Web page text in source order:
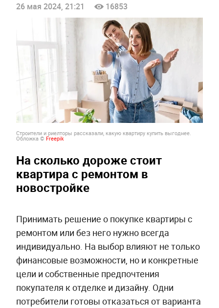
26 мая 2024, 21:21
16853
Строители и риелторы рассказали, какую квартиру купить выгоднее.
Обложка © Freepik
На сколько дороже стоит
квартира с ремонтом в
новостройке
Принимать решение о покупке квартиры с
ремонтом или без него нужно всегда
индивидуально. На выбор влияют не только
финансовые возможности, но и конкретные
цели и собственные предпочтения
покупателя к отделке и дизайну. Одни
потребители готовы отказаться от варианта